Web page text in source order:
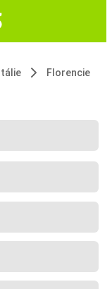
Itálie Florencie